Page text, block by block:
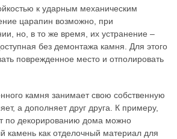
к ударным механическим
царапин возможно, при
но, в то же время, их устранение –
без демонтажа камня. Для этого
поврежденное место и отполировать
камня занимает свою собственную
а дополняет друг друга. К примеру,
по декорированию дома можно
камень как отделочный материал для